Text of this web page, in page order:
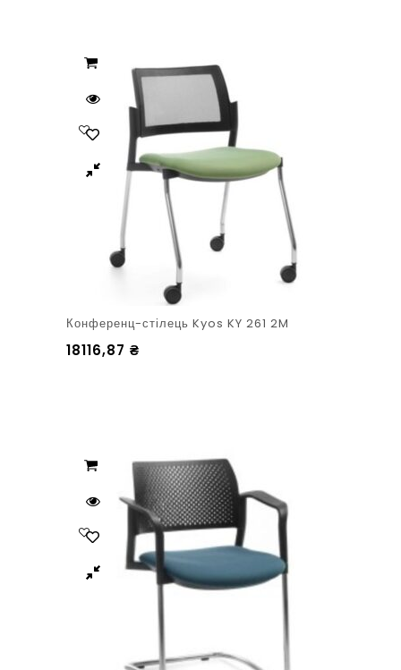
Конференц-стілець Kyos KY 261 2M
18116,87 ₴